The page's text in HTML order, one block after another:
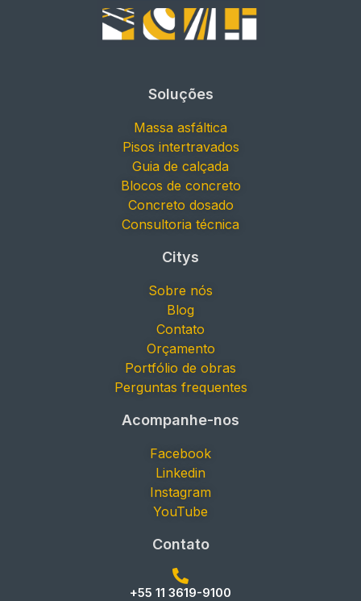
Soluções
Massa asfáltica
Pisos intertravados
Guia de calçada
Blocos de concreto
Concreto dosado
Consultoria técnica
Citys
Sobre nós
Blog
Contato
Orçamento
Portfólio de obras
Perguntas frequentes
Acompanhe-nos
Facebook
Linkedin
Instagram
YouTube
Contato
+55 11 3619-9100